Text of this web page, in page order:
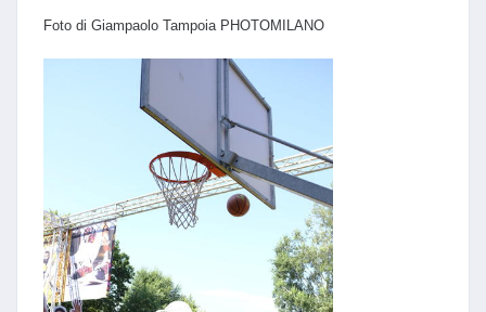
Foto di Giampaolo Tampoia PHOTOMILANO